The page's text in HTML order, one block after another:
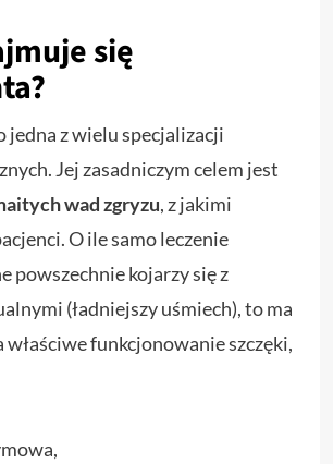
się
z wielu specjalizacji
Jej zasadniczym celem jest
wad zgryzu, z jakimi
O ile samo leczenie
powszechnie kojarzy się z
(ładniejszy uśmiech), to ma
właściwe funkcjonowanie szczęki,